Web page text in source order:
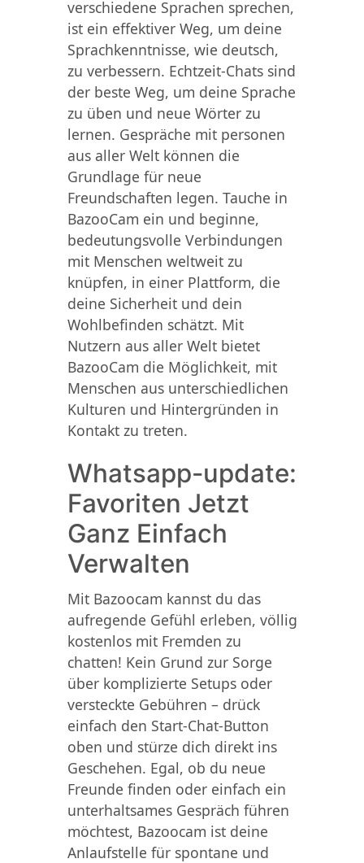
verschiedene Sprachen sprechen,
ist ein effektiver Weg, um deine
Sprachkenntnisse, wie deutsch,
zu verbessern. Echtzeit-Chats sind
der beste Weg, um deine Sprache
zu üben und neue Wörter zu
lernen. Gespräche mit personen
aus aller Welt können die
Grundlage für neue
Freundschaften legen. Tauche in
BazooCam ein und beginne,
bedeutungsvolle Verbindungen
mit Menschen weltweit zu
knüpfen, in einer Plattform, die
deine Sicherheit und dein
Wohlbefinden schätzt. Mit
Nutzern aus aller Welt bietet
BazooCam die Möglichkeit, mit
Menschen aus unterschiedlichen
Kulturen und Hintergründen in
Kontakt zu treten.
Whatsapp-update:
Favoriten Jetzt
Ganz Einfach
Verwalten
Mit Bazoocam kannst du das
aufregende Gefühl erleben, völlig
kostenlos mit Fremden zu
chatten! Kein Grund zur Sorge
über komplizierte Setups oder
versteckte Gebühren – drück
einfach den Start-Chat-Button
oben und stürze dich direkt ins
Geschehen. Egal, ob du neue
Freunde finden oder einfach ein
unterhaltsames Gespräch führen
möchtest, Bazoocam ist deine
Anlaufstelle für spontane und